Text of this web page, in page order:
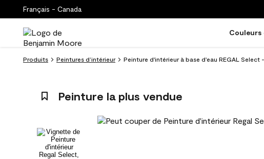
Français - Canada
Couleurs
Produits Peintures d’intérieur Peinture d'intérieur à base d'eau REGAL Select
Peinture la plus vendue